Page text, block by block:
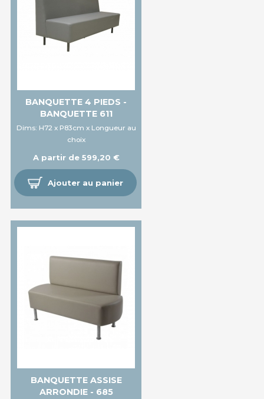
BANQUETTE 4 PIEDS -
BANQUETTE 611
Dims: H72 x P83cm x Longueur au
choix
A partir de 599,20 €
Ajouter au panier
BANQUETTE ASSISE
ARRONDIE - 685